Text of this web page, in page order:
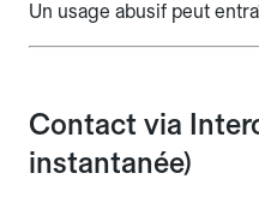
Un usage abusif peut
Contact via
instantanée)